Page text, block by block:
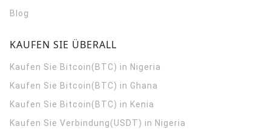
Blog
KAUFEN SIE ÜBERALL
Kaufen Sie Bitcoin(BTC) in Nigeria
Kaufen Sie Bitcoin(BTC) in Ghana
Kaufen Sie Bitcoin(BTC) in Kenia
Kaufen Sie Verbindung(USDT) in Nigeria